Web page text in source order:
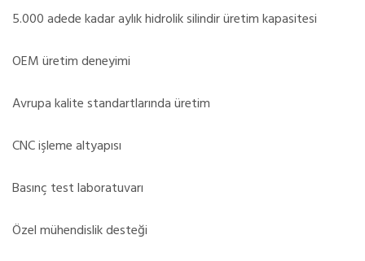
5.000 adede kadar aylık hidrolik silindir üretim kapasitesi
OEM üretim deneyimi
Avrupa kalite standartlarında üretim
CNC işleme altyapısı
Basınç test laboratuvarı
Özel mühendislik desteği